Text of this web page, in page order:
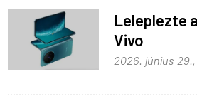
Leleplezte
Vivo
2026. június 29.,